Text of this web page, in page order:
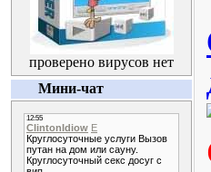
проверено вирусов нет
Мини-чат